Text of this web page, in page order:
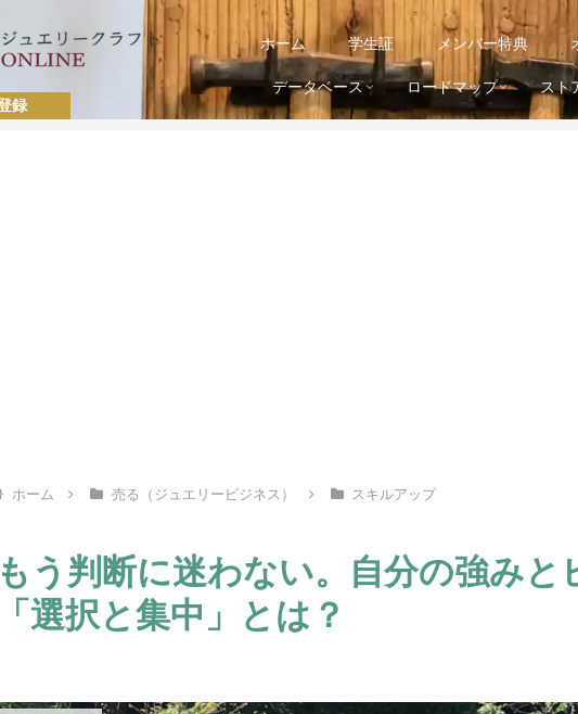
ホーム 学生証 メンバー特典
データベース ロードマップ スト
ホーム 売る（ジュエリービジネス） スキルアップ
もう判断に迷わない。自分の強みと
「選択と集中」とは？
録